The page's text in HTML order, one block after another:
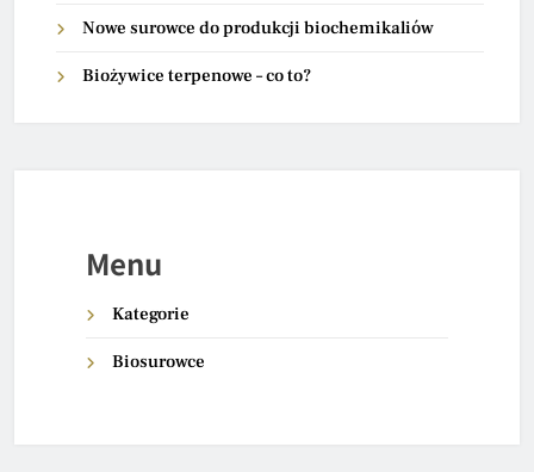
Nowe surowce do produkcji biochemikaliów
Biożywice terpenowe – co to?
Menu
Kategorie
Biosurowce